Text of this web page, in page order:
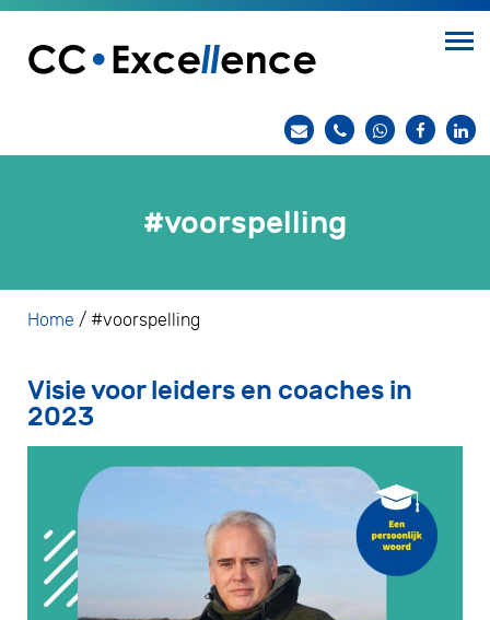
#voorspelling
Home / #voorspelling
Visie voor leiders en coaches in
2023